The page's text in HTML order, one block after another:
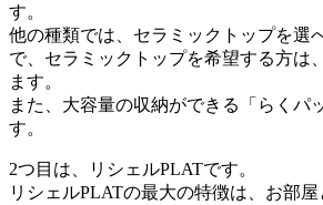
す。
他の種類では、セラミックトップを選
で、セラミックトップを希望する方は
ます。
また、大容量の収納ができる「らくパ
す。
2つ目は、リシェルPLATです。
リシェルPLATの最大の特徴は、お部屋